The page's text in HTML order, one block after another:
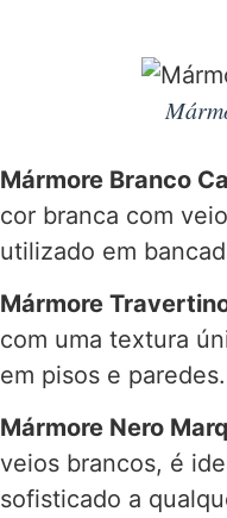
Mármore Branco
cor branca com
utilizado em
Mármore
com uma textura
em pisos e paredes.
Mármore Nero
veios brancos, é
sofisticado a